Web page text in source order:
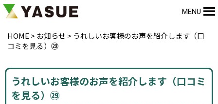
MENU
HOME > お知らせ > うれしいお客様のお声を紹介します（口
コミを見る）㉙
うれしいお客様のお声を紹介します（口コミ
を見る）㉙